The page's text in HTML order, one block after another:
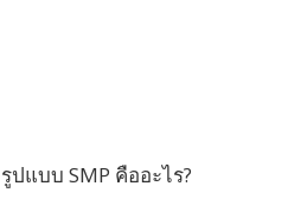
รูปแบบ SMP คืออะไร?